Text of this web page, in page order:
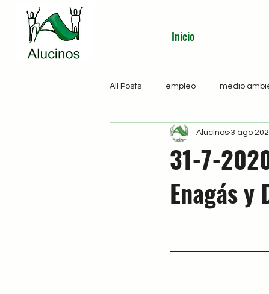
Inicio
All Posts empleo medio
31-7-
Enagás
Alucinos 3 ago